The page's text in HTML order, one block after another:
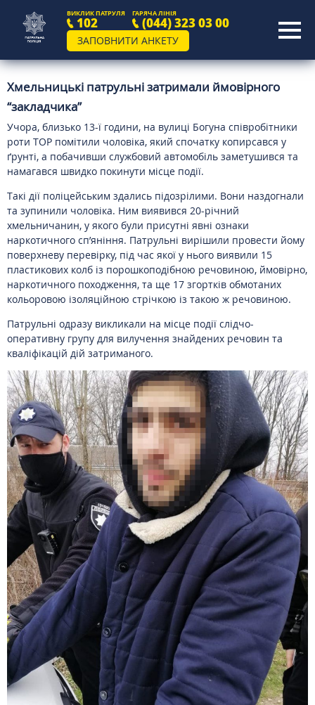
ВИКЛИК ПАТРУЛЯ
102
ГАРЯЧА ЛІНІЯ
(044) 323 03 00
ЗАПОВНИТИ АНКЕТУ
Хмельницькі патрульні затримали ймовірного
“закладчика”
Учора, близько 13-ї години, на вулиці Богуна співробітники
роти ТОР помітили чоловіка, який спочатку копирсався у
ґрунті, а побачивши службовий автомобіль заметушився та
намагався швидко покинути місце події.
Такі дії поліцейським здались підозрілими. Вони наздогнали
та зупинили чоловіка. Ним виявився 20-річний
хмельничанин, у якого були присутні явні ознаки
наркотичного сп’яніння. Патрульні вирішили провести йому
поверхневу перевірку, під час якої у нього виявили 15
пластикових колб із порошкоподібною речовиною, ймовірно,
наркотичного походження, та ще 17 згортків обмотаних
кольоровою ізоляційною стрічкою із такою ж речовиною.
Патрульні одразу викликали на місце події слідчо-
оперативну групу для вилучення знайдених речовин та
кваліфікацій дій затриманого.